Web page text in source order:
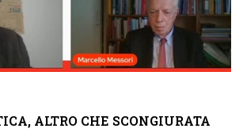
ALTRO CHE SCONGIURATA